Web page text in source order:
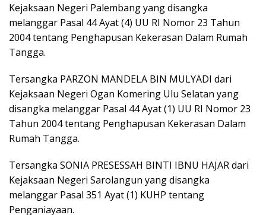
Kejaksaan Negeri Palembang yang disangka
melanggar Pasal 44 Ayat (4) UU RI Nomor 23 Tahun
2004 tentang Penghapusan Kekerasan Dalam Rumah
Tangga.
Tersangka PARZON MANDELA BIN MULYADI dari
Kejaksaan Negeri Ogan Komering Ulu Selatan yang
disangka melanggar Pasal 44 Ayat (1) UU RI Nomor 23
Tahun 2004 tentang Penghapusan Kekerasan Dalam
Rumah Tangga.
Tersangka SONIA PRESESSAH BINTI IBNU HAJAR dari
Kejaksaan Negeri Sarolangun yang disangka
melanggar Pasal 351 Ayat (1) KUHP tentang
Penganiayaan.